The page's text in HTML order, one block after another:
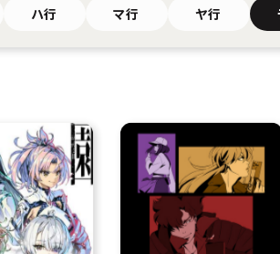
ハ行 マ行 ヤ行